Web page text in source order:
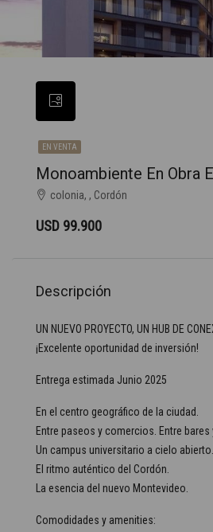
EN VENTA
Monoambiente En Obra
colonia, , Cordón
USD 99.900
Descripción
UN NUEVO PROYECTO, UN HUB DE
¡Excelente oportunidad de inversión!
Entrega estimada Junio 2025
En el centro geográfico de la ciudad.
Entre paseos y comercios. Entre bares
Un campus universitario a cielo abierto.
El ritmo auténtico del Cordón.
La esencia del nuevo Montevideo.
Comodidades y amenities: